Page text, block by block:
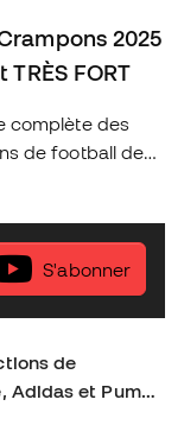
2025
FORT
complète des
de football de
quels sont les
As-tu déjà
en
pour plus de
sportif !
de contenu
S'abonner
de
Adidas et Puma